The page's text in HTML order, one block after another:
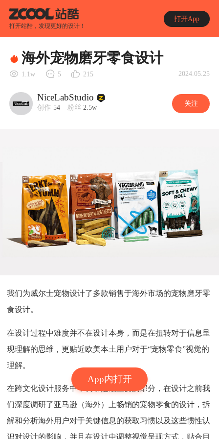
打开站酷，发现更好的设计！
打开App
App内打开
海外宠物磨牙零食设计
1.1w 5 215 2024.05.25
NiceLabStudio
创作 54 粉丝 2.5w 关注
我们为威尔士宠物设计了多款销售于海外市场的宠物磨牙零
食设计。
在设计过程中难度并不在设计本身，而是在扭转对于信息呈
现理解的思维，更贴近欧美本土用户对于“宠物零食”视觉的
理解。
在跨文化设计服务中，调研是最重要的部分，在设计之前我
们深度调研了亚马逊（海外）上畅销的宠物零食的设计，拆
解和分析海外用户对于关键信息的获取习惯以及这些惯性认
识对设计的影响，并且在设计中调整视觉呈现方式，贴合目